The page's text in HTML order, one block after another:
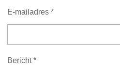
E-mailadres *
Bericht *